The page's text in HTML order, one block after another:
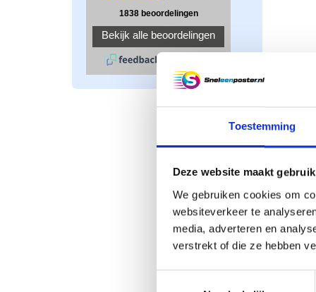
Toestemming
Deze website maakt
We gebruiken cookies om
websiteverkeer te
media, adverteren en
verstrekt of die ze hebbenB1
B1
van